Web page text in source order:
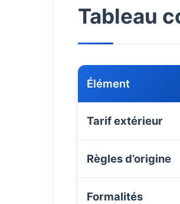
Tableau
Élément
Tarif extérieur
Règles d’origine
Formalités